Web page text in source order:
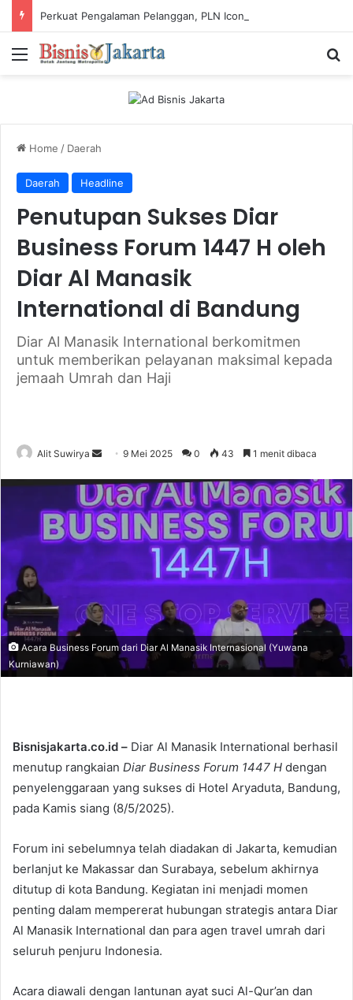
Menu
Home / Daerah
Daerah Headline
Penutupan Sukses Diar
Business Forum 1447 H oleh
Diar Al Manasik
International di Bandung
Diar Al Manasik International berkomitmen
untuk memberikan pelayanan maksimal kepada
jemaah Umrah dan Haji
Alit Suwirya
n
d
a
n
m
a
i
9 Mei 2025 0 43 1 menit dibaca
Acara Business Forum dari Diar Al Manasik Internasional (Yuwana
Kurniawan)
Bisnisjakarta.co.id – Diar Al Manasik International berhasil
menutup rangkaian Diar Business Forum 1447 H dengan
penyelenggaraan yang sukses di Hotel Aryaduta, Bandung,
pada Kamis siang (8/5/2025).
Forum ini sebelumnya telah diadakan di Jakarta, kemudian
berlanjut ke Makassar dan Surabaya, sebelum akhirnya
ditutup di kota Bandung. Kegiatan ini menjadi momen
penting dalam mempererat hubungan strategis antara Diar
Al Manasik International dan para agen travel umrah dari
seluruh penjuru Indonesia.
Acara diawali dengan lantunan ayat suci Al-Qur’an dan